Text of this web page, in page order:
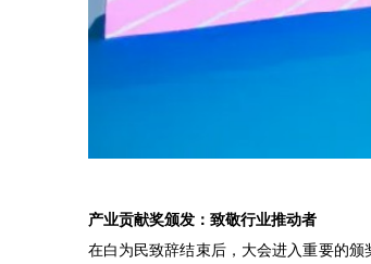
产业贡献奖颁发：致敬行业推动者
在白为民致辞结束后，大会进入重要的